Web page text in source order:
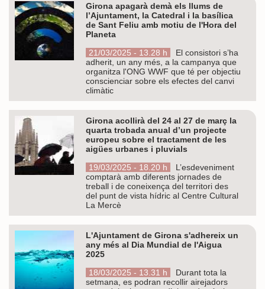
Girona apagarà demà els llums de
l’Ajuntament, la Catedral i la basílica
de Sant Feliu amb motiu de l'Hora del
Planeta
21/03/2025 - 13.28 h
El consistori s’ha
adherit, un any més, a la campanya que
organitza l'ONG WWF que té per objectiu
conscienciar sobre els efectes del canvi
climàtic
Girona acollirà del 24 al 27 de març la
quarta trobada anual d’un projecte
europeu sobre el tractament de les
aigües urbanes i pluvials
19/03/2025 - 18.20 h
L’esdeveniment
comptarà amb diferents jornades de
treball i de coneixença del territori des
del punt de vista hídric al Centre Cultural
La Mercè
L'Ajuntament de Girona s'adhereix un
any més al Dia Mundial de l'Aigua
2025
18/03/2025 - 13.31 h
Durant tota la
setmana, es podran recollir airejadors